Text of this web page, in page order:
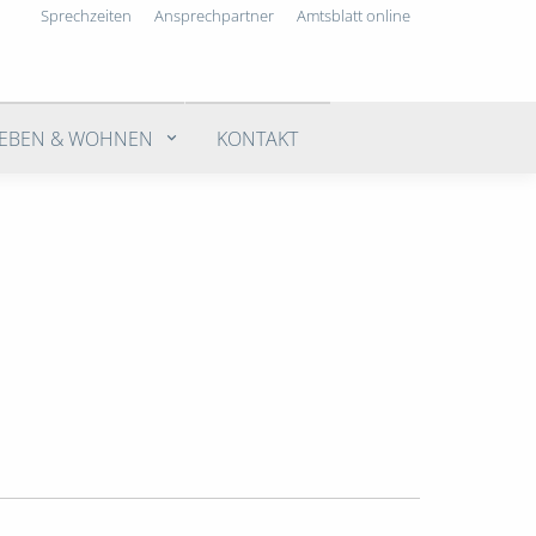
Sprechzeiten Ansprechpartner Amtsblatt online
& WOHNEN KONTAKT